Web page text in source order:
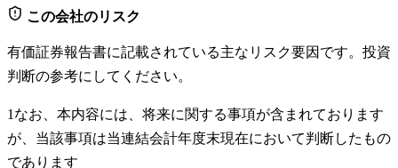
この会社のリスク
有価証券報告書に記載されている主なリスク要因です。投資
判断の参考にしてください。
1 なお、本内容には、将来に関する事項が含まれております
が、当該事項は当連結会計年度末現在において判断したもの
であります